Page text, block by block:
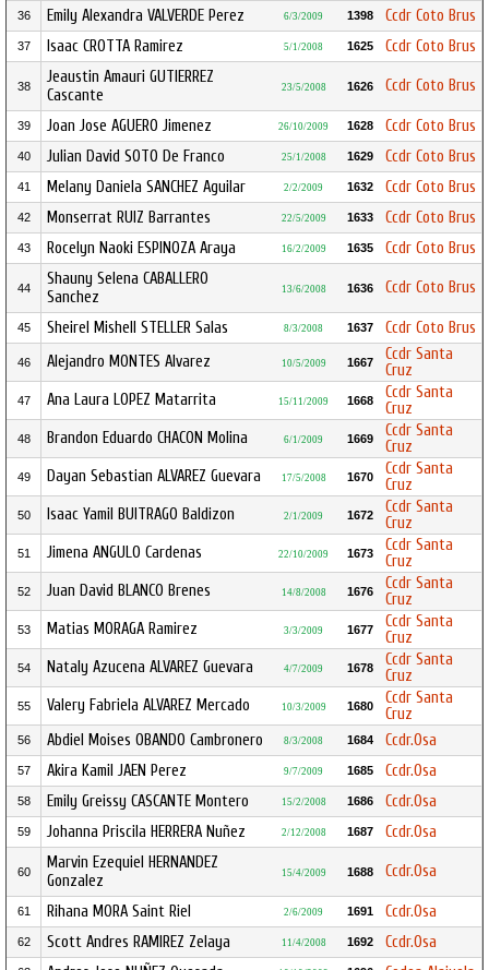
36 Emily Alexandra VALVERDE Perez 6/3/2009 1398 Ccdr Coto Brus
37 Isaac CROTTA Ramirez 5/1/2008 1625 Ccdr Coto Brus
38
Jeaustin Amauri GUTIERREZ
Cascante
23/5/2008 1626 Ccdr Coto Brus
39 Joan Jose AGUERO Jimenez 26/10/2009 1628 Ccdr Coto Brus
40 Julian David SOTO De Franco 25/1/2008 1629 Ccdr Coto Brus
41 Melany Daniela SANCHEZ Aguilar 2/2/2009 1632 Ccdr Coto Brus
42 Monserrat RUIZ Barrantes 22/5/2009 1633 Ccdr Coto Brus
43 Rocelyn Naoki ESPINOZA Araya 16/2/2009 1635 Ccdr Coto Brus
44
Shauny Selena CABALLERO
Sanchez
13/6/2008 1636 Ccdr Coto Brus
45 Sheirel Mishell STELLER Salas 8/3/2008 1637 Ccdr Coto Brus
46 Alejandro MONTES Alvarez 10/5/2009 1667
Ccdr Santa
Cruz
47 Ana Laura LOPEZ Matarrita 15/11/2009 1668
Ccdr Santa
Cruz
48 Brandon Eduardo CHACON Molina 6/1/2009 1669
Ccdr Santa
Cruz
49 Dayan Sebastian ALVAREZ Guevara 17/5/2008 1670
Ccdr Santa
Cruz
50 Isaac Yamil BUITRAGO Baldizon 2/1/2009 1672
Ccdr Santa
Cruz
51 Jimena ANGULO Cardenas 22/10/2009 1673
Ccdr Santa
Cruz
52 Juan David BLANCO Brenes 14/8/2008 1676
Ccdr Santa
Cruz
53 Matias MORAGA Ramirez 3/3/2009 1677
Ccdr Santa
Cruz
54 Nataly Azucena ALVAREZ Guevara 4/7/2009 1678
Ccdr Santa
Cruz
55 Valery Fabriela ALVAREZ Mercado 10/3/2009 1680
Ccdr Santa
Cruz
56 Abdiel Moises OBANDO Cambronero 8/3/2008 1684 Ccdr.Osa
57 Akira Kamil JAEN Perez 9/7/2009 1685 Ccdr.Osa
58 Emily Greissy CASCANTE Montero 15/2/2008 1686 Ccdr.Osa
59 Johanna Priscila HERRERA Nuñez 2/12/2008 1687 Ccdr.Osa
60
Marvin Ezequiel HERNANDEZ
Gonzalez
15/4/2009 1688 Ccdr.Osa
61 Rihana MORA Saint Riel 2/6/2009 1691 Ccdr.Osa
62 Scott Andres RAMIREZ Zelaya 11/4/2008 1692 Ccdr.Osa